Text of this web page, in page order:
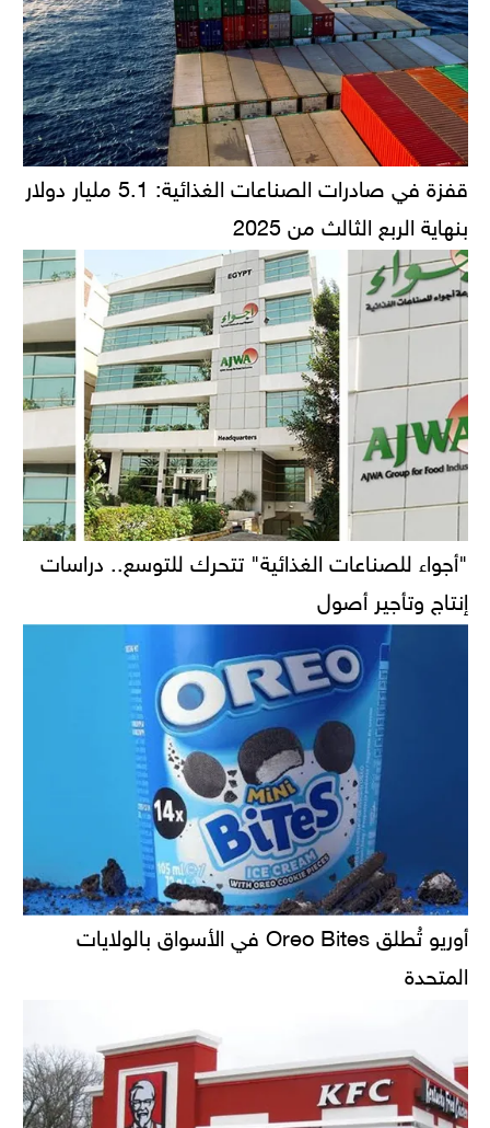
قفزة في صادرات الصناعات الغذائية: 5.1 مليار دولار
بنهاية الربع الثالث من 2025
"أجواء للصناعات الغذائية" تتحرك للتوسع.. دراسات
إنتاج وتأجير أصول
أوريو تُطلق Oreo Bites في الأسواق بالولايات
المتحدة